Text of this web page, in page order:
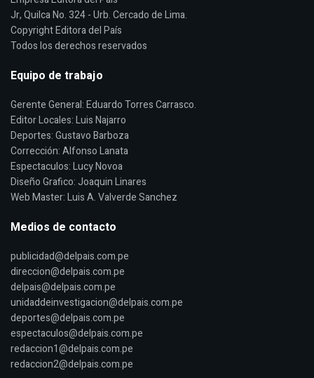
Jr, Quilca No. 324 - Urb. Cercado de Lima.
Copyright Editora del País
Todos los derechos reservados
Equipo de trabajo
Gerente General: Eduardo Torres Carrasco.
Editor Locales: Luis Najarro
Deportes: Gustavo Barboza
Corrección: Alfonso Lanata
Espectaculos: Lucy Novoa
Diseño Grafico: Joaquin Linares
Web Master: Luis A. Valverde Sanchez
Medios de contacto
publicidad@delpais.com.pe
direccion@delpais.com.pe
delpais@delpais.com.pe
unidaddeinvestigacion@delpais.com.pe
deportes@delpais.com.pe
espectaculos@delpais.com.pe
redaccion1@delpais.com.pe
redaccion2@delpais.com.pe